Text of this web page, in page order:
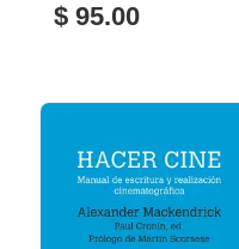
$ 95.00